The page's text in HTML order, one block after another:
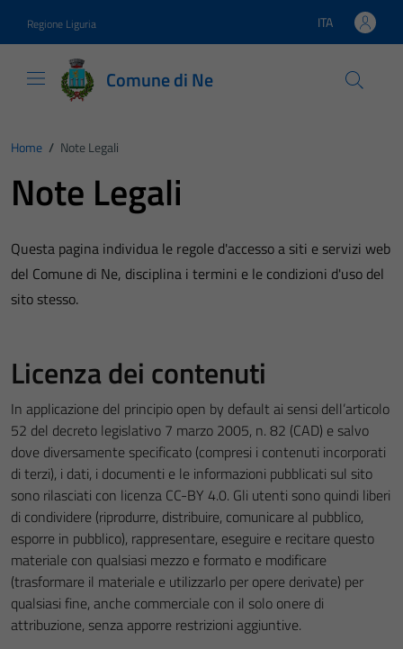
Regione Liguria Lingua attiva:
ITA
Comune di Ne
Home / Note Legali
Note Legali
Questa pagina individua le regole d'accesso a siti e servizi web
del Comune di Ne, disciplina i termini e le condizioni d'uso del
sito stesso.
Licenza dei contenuti
In applicazione del principio open by default ai sensi dell’articolo
52 del decreto legislativo 7 marzo 2005, n. 82 (CAD) e salvo
dove diversamente specificato (compresi i contenuti incorporati
di terzi), i dati, i documenti e le informazioni pubblicati sul sito
sono rilasciati con licenza CC-BY 4.0. Gli utenti sono quindi liberi
di condividere (riprodurre, distribuire, comunicare al pubblico,
esporre in pubblico), rappresentare, eseguire e recitare questo
materiale con qualsiasi mezzo e formato e modificare
(trasformare il materiale e utilizzarlo per opere derivate) per
qualsiasi fine, anche commerciale con il solo onere di
attribuzione, senza apporre restrizioni aggiuntive.